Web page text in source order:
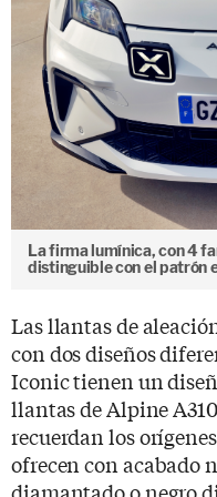
La firma lumínica, con 4
distinguible con el patrón
Las llantas de
con dos diseños
llantas de Alpine
recuerdan los
ofrecen con acabado
diamantado o negro
el embellecedor
azul.